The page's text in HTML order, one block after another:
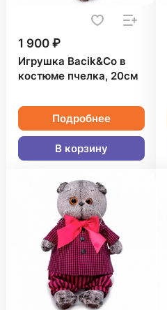
1 900 ₽
Игрушка Bacik&Co в
костюме пчелка, 20см
Подробнее
В корзину